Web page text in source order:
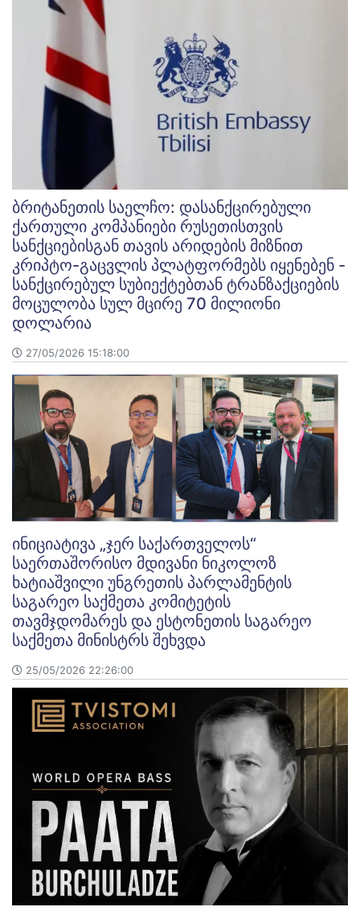
ბრიტანეთის საელჩო: დასანქცირებული
ქართული კომპანიები რუსეთისთვის
სანქციებისგან თავის არიდების მიზნით
კრიპტო-გაცვლის პლატფორმებს იყენებენ -
სანქცირებულ სუბიექტებთან ტრანზაქციების
მოცულობა სულ მცირე 70 მილიონი
დოლარია
27/05/2026 15:18:00
ინიციატივა „ჯერ საქართველოს“
საერთაშორისო მდივანი ნიკოლოზ
ხატიაშვილი უნგრეთის პარლამენტის
საგარეო საქმეთა კომიტეტის
თავმჯდომარეს და ესტონეთის საგარეო
საქმეთა მინისტრს შეხვდა
25/05/2026 22:26:00